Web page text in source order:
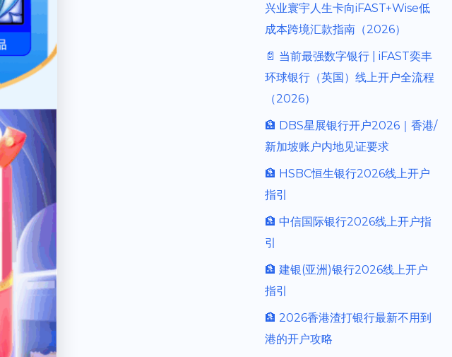
兴业寰宇人生卡向iFAST+Wise低
成本跨境汇款指南（2026）
📄 当前最强数字银行 | iFAST奕丰
环球银行（英国）线上开户全流程
（2026）
🏦 DBS星展银行开户2026｜香港/
新加坡账户内地见证要求
🏦 HSBC恒生银行2026线上开户
指引
🏦 中信国际银行2026线上开户指
引
🏦 建银(亚洲)银行2026线上开户
指引
🏦 2026香港渣打银行最新不用到
港的开户攻略